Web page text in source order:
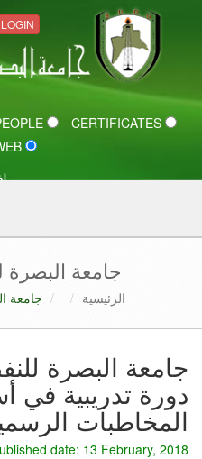
LOGIN
جامعة البصرة
الرئيسية جامعة
جامعة البصرة
دورة تدريبية في
المخاطبات
date: 13 February, 2018